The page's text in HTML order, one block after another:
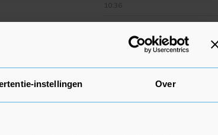
instellingen Over
10:36